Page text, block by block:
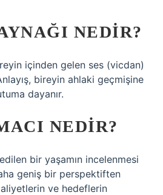
NEDIR?
içinden gelen ses (vicdan)
bireyin ahlaki geçmişine
dayanır.
NEDIR?
bir yaşamın incelenmesi
geniş bir perspektiften
ve hedeflerin